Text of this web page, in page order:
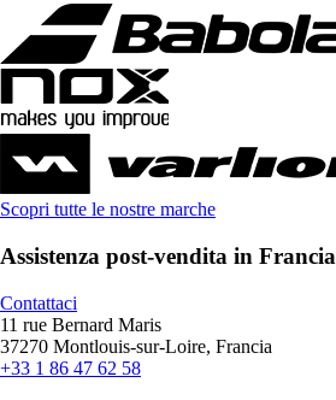
Scopri tutte le nostre marche
Assistenza post-vendita in Francia
Contattaci
11 rue Bernard Maris
37270 Montlouis-sur-Loire, Francia
+33 1 86 47 62 58